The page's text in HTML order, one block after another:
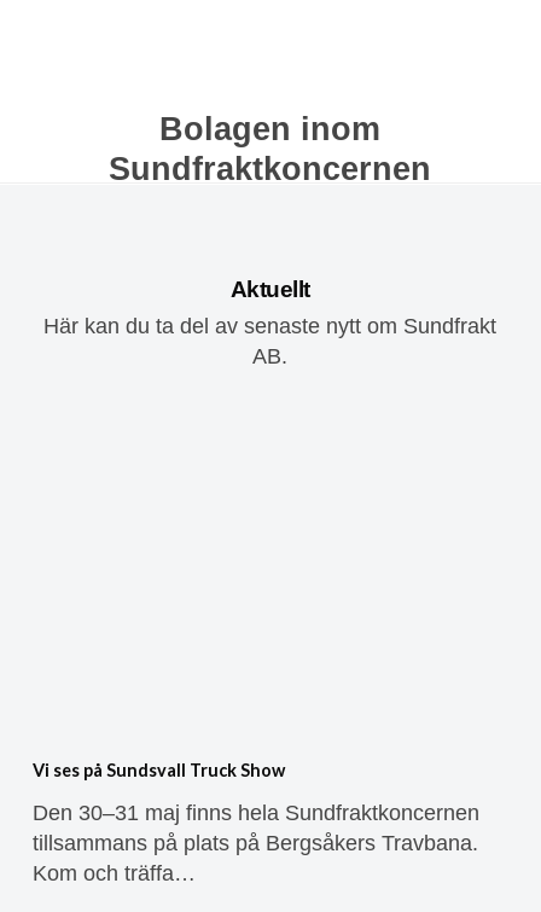
Bolagen inom
Sundfraktkoncernen
Aktuellt
Här kan du ta del av senaste nytt om Sundfrakt
AB.
Vi ses på Sundsvall Truck Show
Den 30–31 maj finns hela Sundfraktkoncernen
tillsammans på plats på Bergsåkers Travbana.
Kom och träffa…